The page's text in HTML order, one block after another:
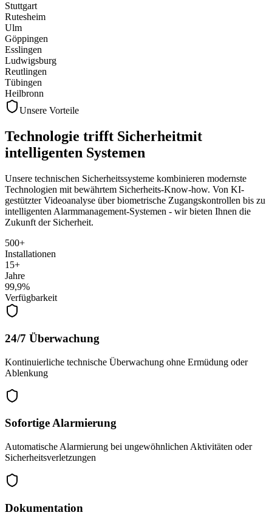
Stuttgart
Rutesheim
Ulm
Göppingen
Esslingen
Ludwigsburg
Reutlingen
Tübingen
Heilbronn
Unsere Vorteile
Technologie trifft Sicherheitmit
intelligenten Systemen
Unsere technischen Sicherheitssysteme kombinieren modernste
Technologien mit bewährtem Sicherheits-Know-how. Von KI-
gestützter Videoanalyse über biometrische Zugangskontrollen bis zu
intelligenten Alarmmanagement-Systemen - wir bieten Ihnen die
Zukunft der Sicherheit.
500+
Installationen
15+
Jahre
99,9%
Verfügbarkeit
24/7 Überwachung
Kontinuierliche technische Überwachung ohne Ermüdung oder
Ablenkung
Sofortige Alarmierung
Automatische Alarmierung bei ungewöhnlichen Aktivitäten oder
Sicherheitsverletzungen
Dokumentation